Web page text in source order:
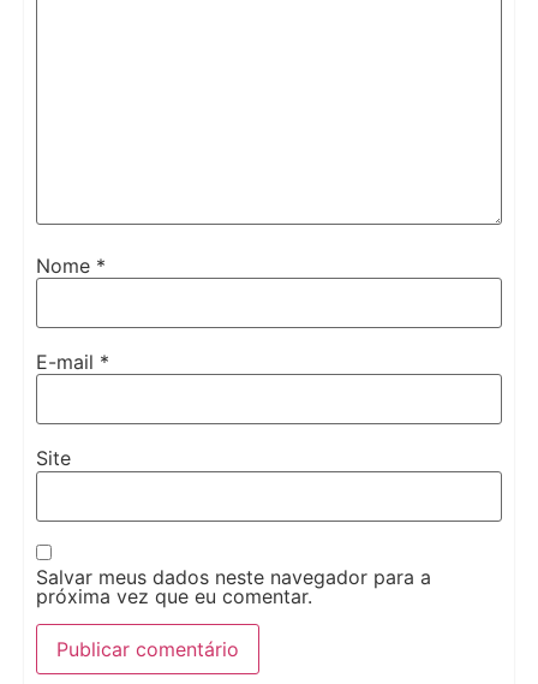
Nome *
E-mail *
Site
Salvar meus dados neste navegador para a
próxima vez que eu comentar.